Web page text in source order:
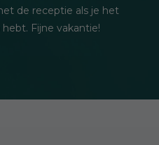
de receptie als je het
Fijne vakantie!